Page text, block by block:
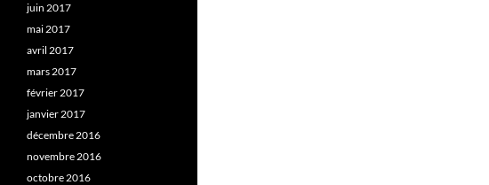
juin 2017
mai 2017
avril 2017
mars 2017
février 2017
janvier 2017
décembre 2016
novembre 2016
octobre 2016